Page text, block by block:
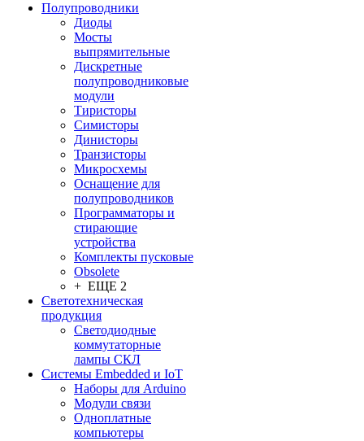
Полупроводники
Диоды
Мосты
выпрямительные
Дискретные
полупроводниковые
модули
Тиристоры
Симисторы
Динисторы
Транзисторы
Микросхемы
Оснащение для
полупроводников
Программаторы и
стирающие
устройства
Комплекты пусковые
Obsolete
+ ЕЩЕ 2
Светотехническая
продукция
Светодиодные
коммутаторные
лампы СКЛ
Системы Embedded и IoT
Наборы для Arduino
Модули связи
Одноплатные
компьютеры